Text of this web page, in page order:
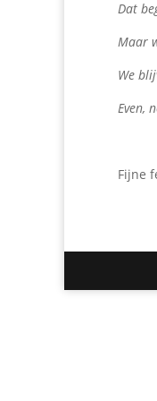
Dat
Maar
We
Even,
Fijne